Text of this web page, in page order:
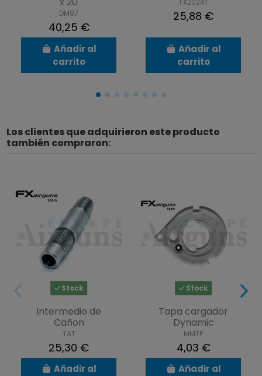
DM07
40,25 €
Añadir al
carrito
FX20241
25,88 €
Añadir al
carrito
Los clientes que adquirieron este producto
también compraron:
Stock
Intermedio de
Cañon
TAT
25,30 €
Añadir al
Stock
Tapa cargador
Dynamic
MMTP
4,03 €
Añadir al